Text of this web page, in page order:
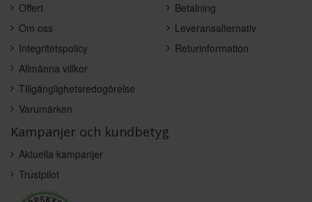
Offert
Om oss
Integritetspolicy
Allmänna villkor
Tillgänglighetsredogörelse
Varumärken
Betalning
Leveransalternativ
Returinformation
Kampanjer och kundbetyg
Aktuella kampanjer
Trustpilot